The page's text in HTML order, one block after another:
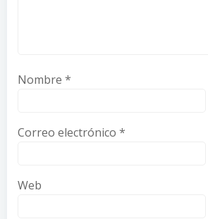
Nombre *
Correo electrónico *
Web